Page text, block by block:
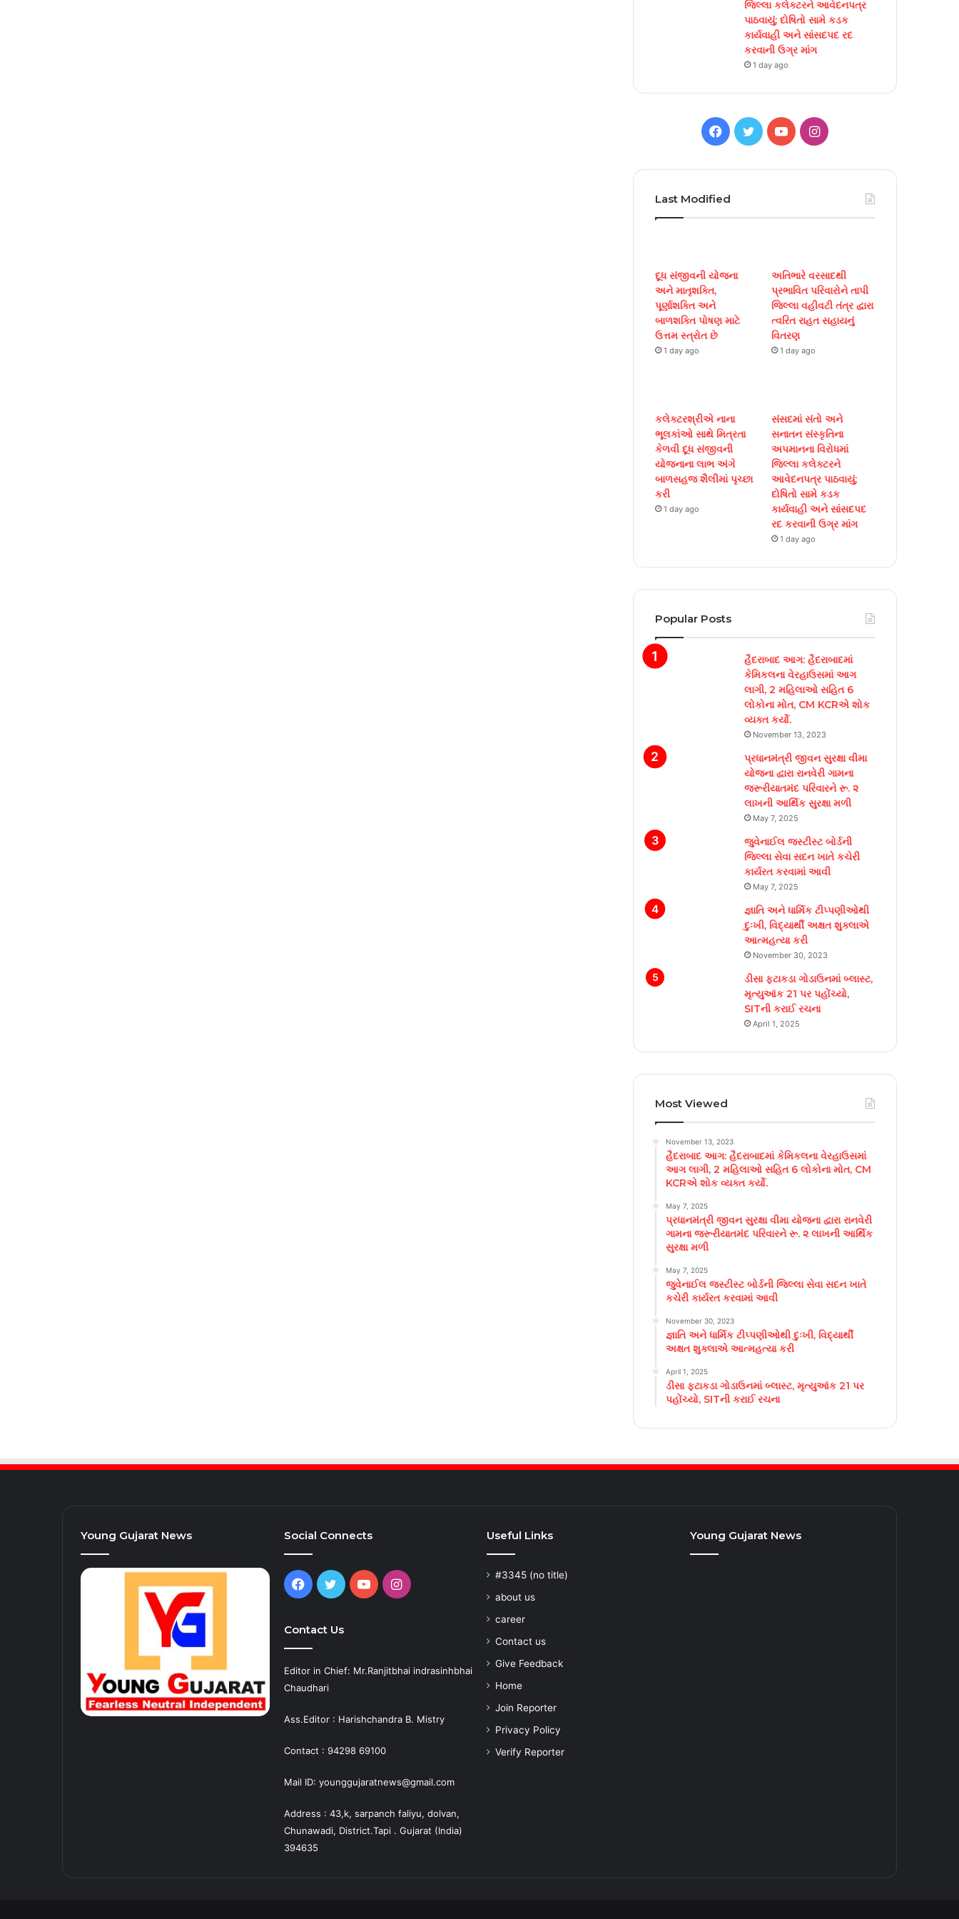
જિલ્લા કલેક્ટરને આવેદનપત્ર
પાઠવાયું; દોષિતો સામે કડક
કાર્યવાહી અને સાંસદપદ રદ
કરવાની ઉગ્ર માંગ
1 day ago
F
e
o
T
t
Y
T
b
e
I
t
g
r
Last Modified
દૂધ સંજીવની યોજના
અને માતૃશક્તિ,
પૂર્ણાશક્તિ અને
બાળશક્તિ પોષણ માટે
ઉત્તમ સ્ત્રોત છે
1 day ago
અતિભારે વરસાદથી
પ્રભાવિત પરિવારોને તાપી
જિલ્લા વહીવટી તંત્ર દ્વારા
ત્વરિત રાહત સહાયનું
વિતરણ
1 day ago
કલેક્ટરશ્રીએ નાના
ભૂલકાંઓ સાથે મિત્રતા
કેળવી દૂધ સંજીવની
યોજનાના લાભ અંગે
બાળસહજ શૈલીમાં પૃચ્છા
કરી
1 day ago
સંસદમાં સંતો અને
સનાતન સંસ્કૃતિના
અપમાનના વિરોધમાં
જિલ્લા કલેક્ટરને
આવેદનપત્ર પાઠવાયું;
દોષિતો સામે કડક
કાર્યવાહી અને સાંસદપદ
રદ કરવાની ઉગ્ર માંગ
1 day ago
Popular Posts
હૈદરાબાદ આગ: હૈદરાબાદમાં
કેમિકલના વેરહાઉસમાં આગ
લાગી, 2 મહિલાઓ સહિત 6
લોકોના મોત, CM KCRએ શોક
વ્યક્ત કર્યો.
November 13, 2023
પ્રધાનમંત્રી જીવન સુરક્ષા વીમા
યોજના દ્વારા રાનવેરી ગામના
જરૂરીયાતમંદ પરિવારને રૂ. ૨
લાખની આર્થિક સુરક્ષા મળી
May 7, 2025
જુવેનાઈલ જસ્ટીસ્ટ બોર્ડની
જિલ્લા સેવા સદન ખાતે કચેરી
કાર્યરત કરવામાં આવી
May 7, 2025
જ્ઞાતિ અને ધાર્મિક ટીપ્પણીઓથી
દુઃખી, વિદ્યાર્થી અક્ષત શુક્લાએ
આત્મહત્યા કરી
November 30, 2023
ડીસા ફટાકડા ગોડાઉનમાં બ્લાસ્ટ,
મૃત્યુઆંક 21 પર પહોંચ્યો,
SITની કરાઈ રચના
April 1, 2025
Most Viewed
November 13, 2023
હૈદરાબાદ આગ: હૈદરાબાદમાં કેમિકલના વેરહાઉસમાં
આગ લાગી, 2 મહિલાઓ સહિત 6 લોકોના મોત, CM
KCRએ શોક વ્યક્ત કર્યો.
May 7, 2025
પ્રધાનમંત્રી જીવન સુરક્ષા વીમા યોજના દ્વારા રાનવેરી
ગામના જરૂરીયાતમંદ પરિવારને રૂ. ૨ લાખની આર્થિક
સુરક્ષા મળી
May 7, 2025
જુવેનાઈલ જસ્ટીસ્ટ બોર્ડની જિલ્લા સેવા સદન ખાતે
કચેરી કાર્યરત કરવામાં આવી
November 30, 2023
જ્ઞાતિ અને ધાર્મિક ટીપ્પણીઓથી દુઃખી, વિદ્યાર્થી
અક્ષત શુક્લાએ આત્મહત્યા કરી
April 1, 2025
ડીસા ફટાકડા ગોડાઉનમાં બ્લાસ્ટ, મૃત્યુઆંક 21 પર
પહોંચ્યો, SITની કરાઈ રચના
Young Gujarat News Social Connects
Facebook
TwitterYouTubeInstagram
Contact Us
Editor in Chief: Mr.Ranjitbhai indrasinhbhai
Chaudhari
Ass.Editor : Harishchandra B. Mistry
Contact : 94298 69100
Mail ID: younggujaratnews@gmail.com
Address : 43,k, sarpanch faliyu, dolvan,
Chunawadi, District.Tapi . Gujarat (India)
394635
Useful Links
#3345 (no title)
about us
career
Contact us
Give Feedback
Home
Join Reporter
Privacy Policy
Verify Reporter
Young Gujarat News